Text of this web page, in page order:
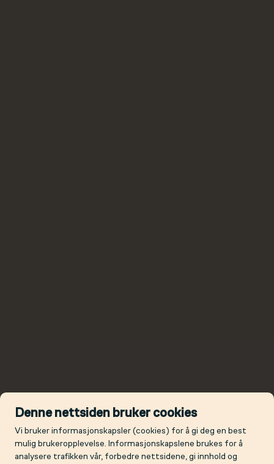
Denne nettsiden bruker cookies
Vi bruker informasjonskapsler (cookies) for å gi deg en best
mulig brukeropplevelse. Informasjonskapslene brukes for å
analysere trafikken vår, forbedre nettsidene, gi innhold og